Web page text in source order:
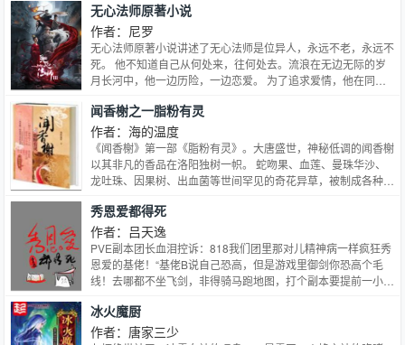
神道九重天、扩极致灵海、筑无上金丹、斩阴破阳、问鼎尊者、
直冲九霄！步步逆天，步步与众不同！剑无双，一剑在手，天下
无双！他是独一无二的逆天君王，杀伐果断，杀尽世间一切该杀
之人！他，更是掌控万道，亘古以来史上第一剑尊！
无心法师原著小说
作者：尼罗
无心法师原著小说讲述了无心法师是位异人，永远不老，永远不
死。 他不知道自己从何处来，往何处去。流浪在无边无际的岁
月长河中，他一边历险，一边恋爱。 为了追求爱情，他在同治
下去，只好伪装和尚进入山下县城，找活路去了 共四部，分别
是民国时期篇，抗日时期篇，文革时期篇，和现代篇。 作者文
笔非常洗练，用一本正经的态度来搞笑。非常耐看。…
闻香榭之一脂粉有灵
作者：海的温度
《闻香榭》第一部《脂粉有灵》。大唐盛世，神秘低调的闻香榭
以其非凡的香品在洛阳独树一帜。 蛇吻果、血莲、曼珠华沙、
龙吐珠、因果树、出血菌等世间罕见的奇花异草，被制成各种具
吸引心上人的迎蝶粉；恶行尽显的焚心香，更有眼儿媚、美人
霜、仙人粉 被称为妖孽的异能少年方沫儿，为救人被迫卖身闻
香榭，为精怪古灵的婉娘工作。经历了猜忌、痛苦和失落后，沫
儿在制香历练中慢慢成长。然而此时，神都洛阳突发异变，闻香
榭陷入了从所未有的危机
秀恩爱都得死
作者：吕天逸
PVE副本团长血泪控诉：818我们团里那对儿精神病一样疯狂秀
恩爱的基佬！“基佬B说自己恐高，但是游戏里御剑你恐高个毛
线！去哪都不坐飞剑，非得骑马跑地图，打个副本要提前一小时
击力，基佬B觉得仙丹不好吃，苦，基佬S就天天在团员面前想
方设法喂基佬B吃仙丹！又是混着糖吃又是接吻喂的，你游戏里
冰火魔厨
作者：唐家三少